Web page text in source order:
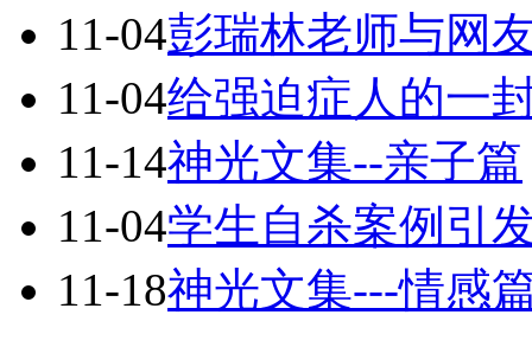
11-04彭瑞林老师与网
11-04给强迫症人的一
11-14神光文集--亲子篇
11-04学生自杀案例引
11-18神光文集---情感